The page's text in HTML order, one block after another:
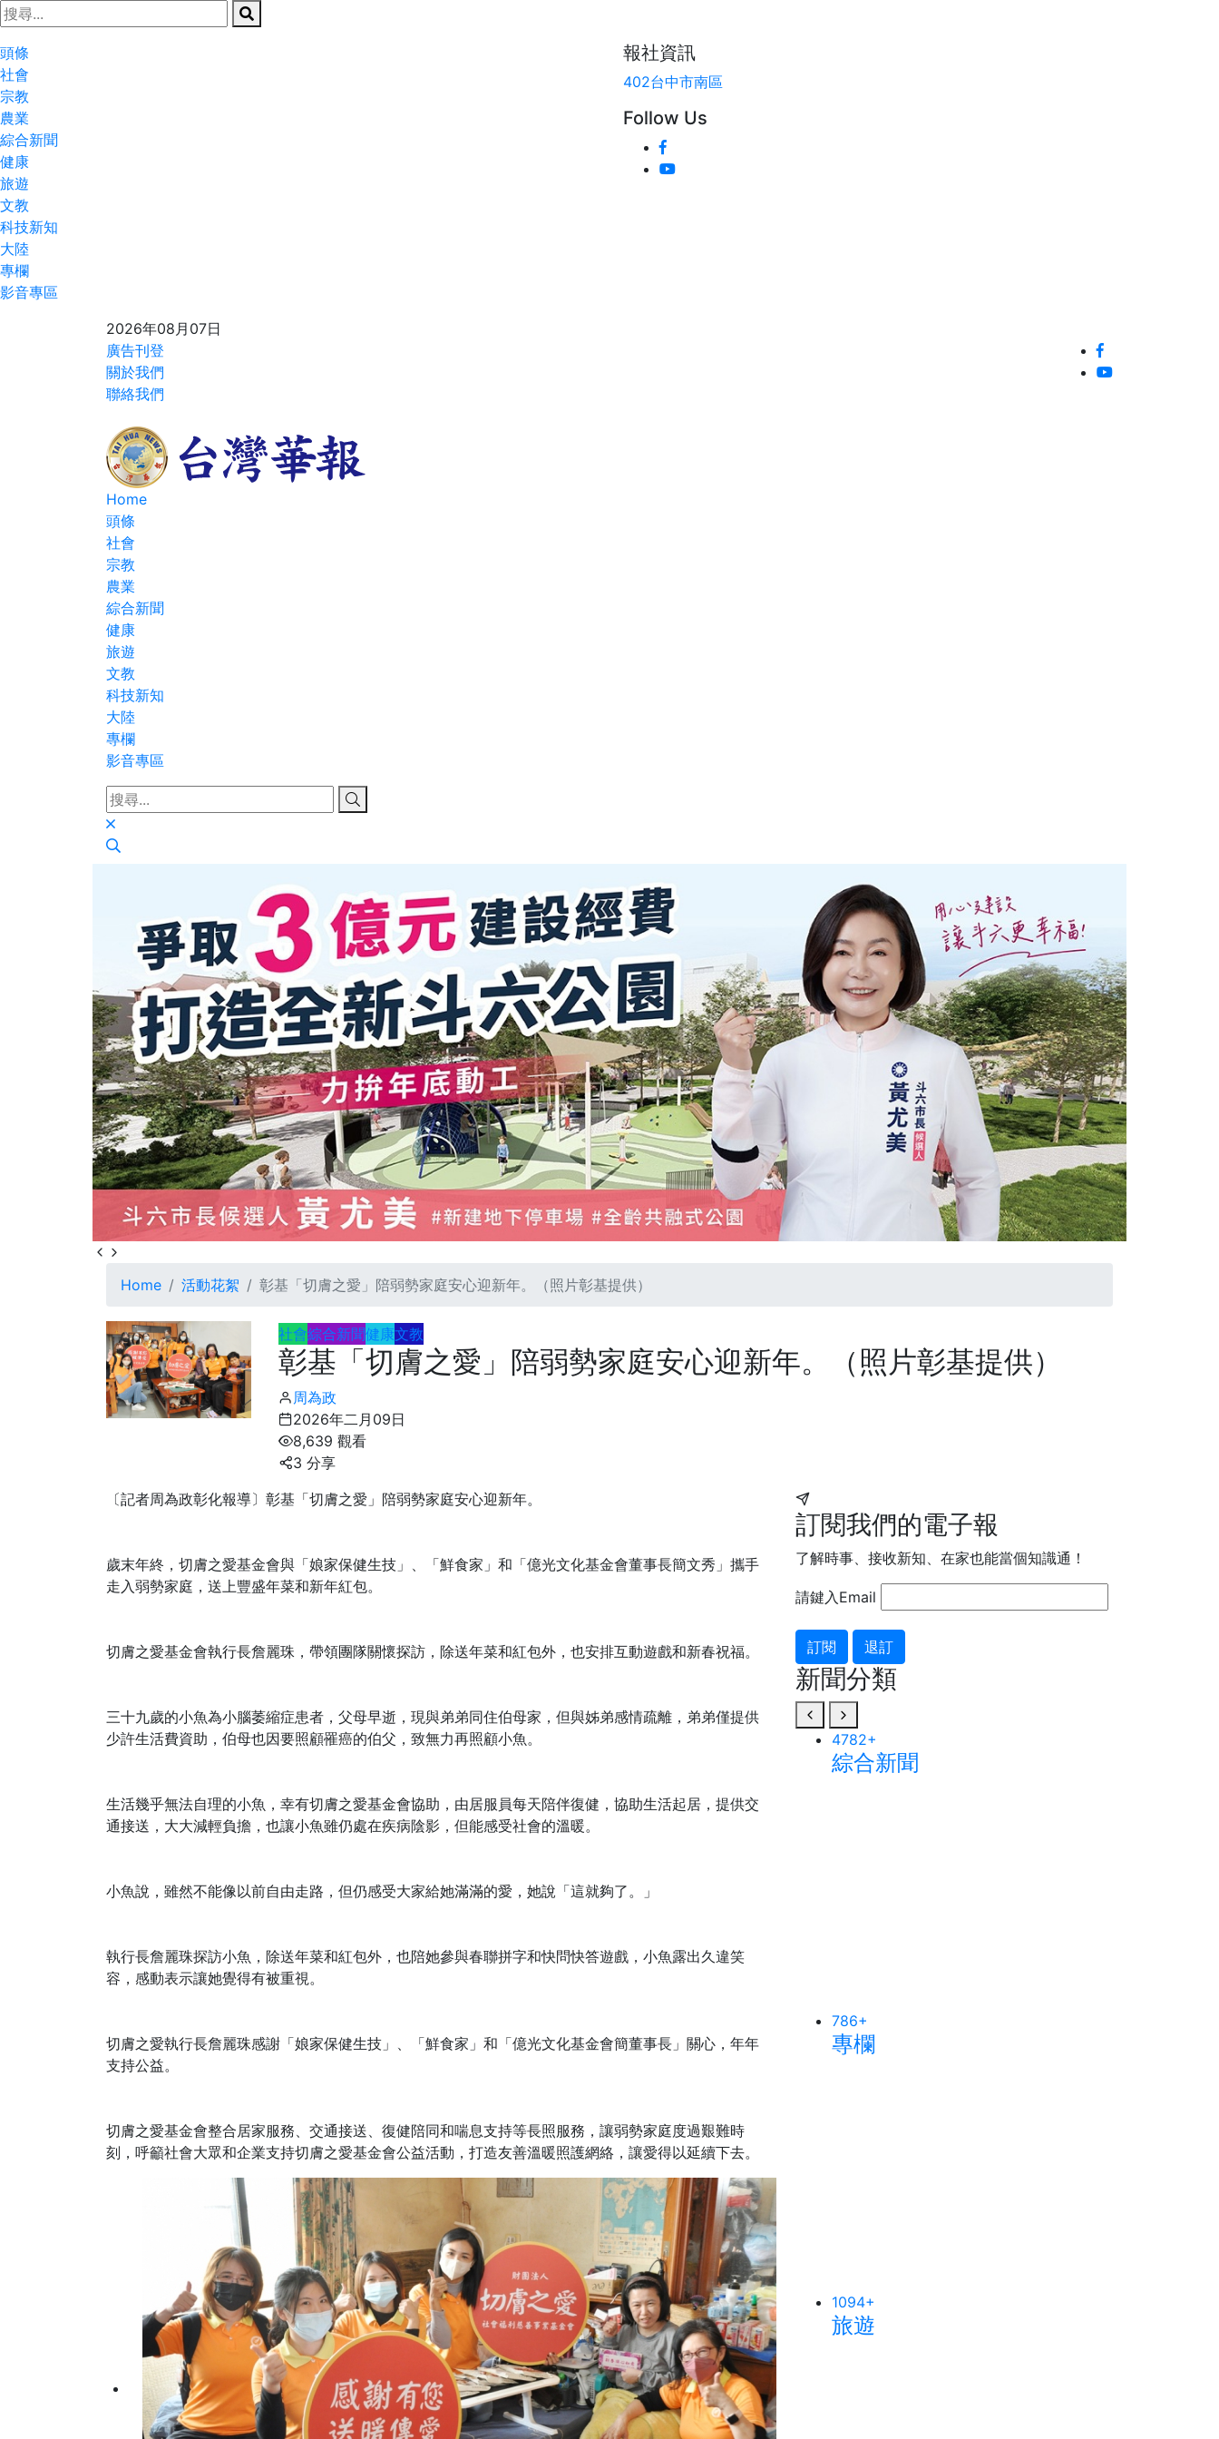
頭條
社會
宗教
農業
綜合新聞
健康
旅遊
文教
科技新知
大陸
專欄
影音專區
報社資訊
402台中市南區
Follow Us
2026年08月07日
廣告刊登
關於我們
聯絡我們
Home
頭條
社會
宗教
農業
綜合新聞
健康
旅遊
文教
科技新知
大陸
專欄
影音專區
Home 活動花絮 彰基「切膚之愛」陪弱勢家庭安心迎新年。（照片彰基提供）
社會綜合新聞健康文教
彰基「切膚之愛」陪弱勢家庭安心迎新年。（照片彰基提供）
周為政
2026年二月09日
8,639 觀看
3 分享
〔記者周為政彰化報導〕彰基「切膚之愛」陪弱勢家庭安心迎新年。
歲末年終，切膚之愛基金會與「娘家保健生技」、「鮮食家」和「億光文化基金會董事長簡文秀」攜手
走入弱勢家庭，送上豐盛年菜和新年紅包。
切膚之愛基金會執行長詹麗珠，帶領團隊關懷探訪，除送年菜和紅包外，也安排互動遊戲和新春祝福。
三十九歲的小魚為小腦萎縮症患者，父母早逝，現與弟弟同住伯母家，但與姊弟感情疏離，弟弟僅提供
少許生活費資助，伯母也因要照顧罹癌的伯父，致無力再照顧小魚。
生活幾乎無法自理的小魚，幸有切膚之愛基金會協助，由居服員每天陪伴復健，協助生活起居，提供交
通接送，大大減輕負擔，也讓小魚雖仍處在疾病陰影，但能感受社會的溫暖。
小魚說，雖然不能像以前自由走路，但仍感受大家給她滿滿的愛，她說「這就夠了。」
執行長詹麗珠探訪小魚，除送年菜和紅包外，也陪她參與春聯拼字和快問快答遊戲，小魚露出久違笑
容，感動表示讓她覺得有被重視。
切膚之愛執行長詹麗珠感謝「娘家保健生技」、「鮮食家」和「億光文化基金會簡董事長」關心，年年
支持公益。
切膚之愛基金會整合居家服務、交通接送、復健陪同和喘息支持等長照服務，讓弱勢家庭度過艱難時
刻，呼籲社會大眾和企業支持切膚之愛基金會公益活動，打造友善溫暖照護網絡，讓愛得以延續下去。
訂閱我們的電子報
了解時事、接收新知、在家也能當個知識通！
請鍵入Email
訂閱 退訂
新聞分類
1417+
宗教
2663 +
社會
4782
專欄
1094+
旅遊
499+
農業
18+
大陸
233+
科技新知